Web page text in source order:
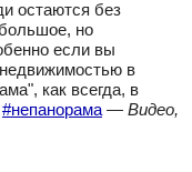
остаются без
но
если вы
в
как всегда, в
#непанорама — Видео,